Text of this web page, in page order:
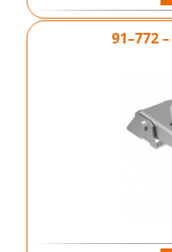
91–772